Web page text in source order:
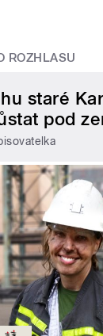
ROZHLASU
staré
pod